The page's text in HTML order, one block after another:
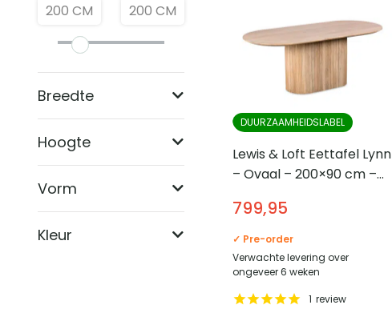
DUURZAAMHEIDSLABEL
Lewis & Loft Eettafel Lynn
– Ovaal – 200×90 cm –
mangohout – Naturel
799,95
✓ Pre-order
Verwachte levering over
ongeveer 6 weken
1 review
200 CM 200 CM
Breedte
Hoogte
Vorm
Kleur